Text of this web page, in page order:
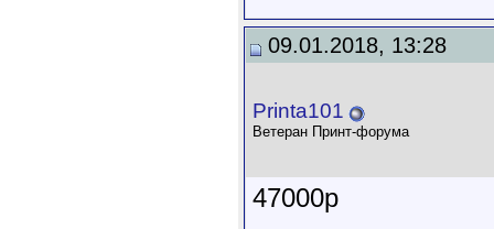
09.01.2018, 13:28
Printa101
Ветеран Принт-форума
47000р